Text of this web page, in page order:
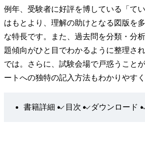
例年、受験者に好評を博している「て
はもとより、理解の助けとなる図版を
な特長です。また、過去問を分類・分
題傾向がひと目でわかるように整理さ
では。さらに、試験会場で戸惑うこと
ートへの独特の記入方法もわかりやす
書籍詳細 目次 ダウンロード